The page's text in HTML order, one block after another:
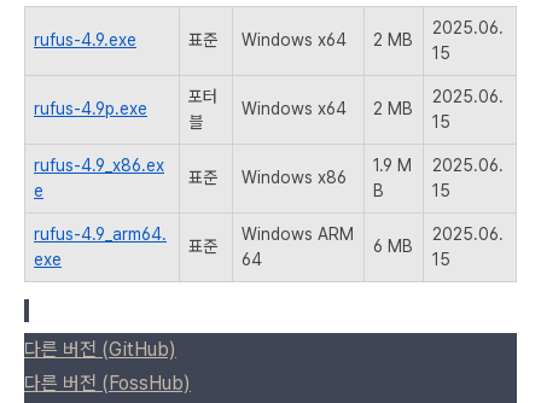
rufus-4.9.exe 표준 Windows x64 2 MB
2025.06.
15
rufus-4.9p.exe
포터
블
Windows x64 2 MB
2025.06.
15
rufus-4.9_x86.ex
e
표준 Windows x86
1.9 M
B
2025.06.
15
rufus-4.9_arm64.
exe
표준
Windows ARM
64
6 MB
2025.06.
15
다른 버전 (GitHub)
다른 버전 (FossHub)